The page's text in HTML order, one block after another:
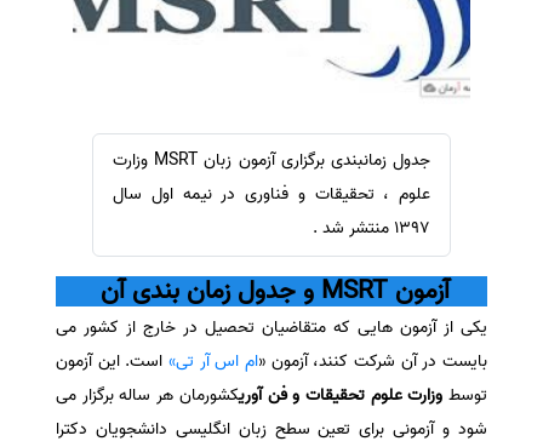
ترجمه عربی به فارسی
مشاهده همه زبان ها
سفارش ویرایش
سفارش پارافریز
سفارش فرمت‌بندی
سفارش کاهش کمیت
سفارش معرفی مجله
سفارش معرفی مقاله
سفارش معرفی کتاب
سفارش چکیده مبسوط
سفارش ترجمه مولتی‌مدیا
سفارش گویندگی
سفارش تولید محتوا
جدول زمانبندی برگزاری آزمون زبان MSRT وزارت
علوم ، تحقیقات و فناوری در نیمه اول سال
1397 منتشر شد .
آزمون MSRT و جدول زمان بندی آن
یکی از آزمون هایی که متقاضیان تحصیل در خارج از کشور می
بایست در آن شرکت کنند، آزمون «ام اس آر تی» است. این آزمون
توسطوزارت علوم تحقیقات و فن آوریکشورمان هر ساله برگزار می
شود و آزمونی برای تعین سطح زبان انگلیسی دانشجویان دکترا